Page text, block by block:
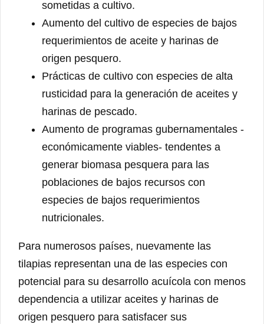
sometidas a cultivo.
Aumento del cultivo de especies de bajos
requerimientos de aceite y harinas de
origen pesquero.
Prácticas de cultivo con especies de alta
rusticidad para la generación de aceites y
harinas de pescado.
Aumento de programas gubernamentales -
económicamente viables- tendentes a
generar biomasa pesquera para las
poblaciones de bajos recursos con
especies de bajos requerimientos
nutricionales.
Para numerosos países, nuevamente las
tilapias representan una de las especies con
potencial para su desarrollo acuícola con menos
dependencia a utilizar aceites y harinas de
origen pesquero para satisfacer sus